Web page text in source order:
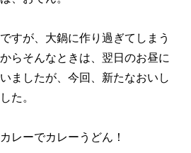
すが、大鍋に作り過ぎてしまう
らそんなときは、翌日のお昼に
ましたが、今回、新たなおいし
た。
レーでカレーうどん！